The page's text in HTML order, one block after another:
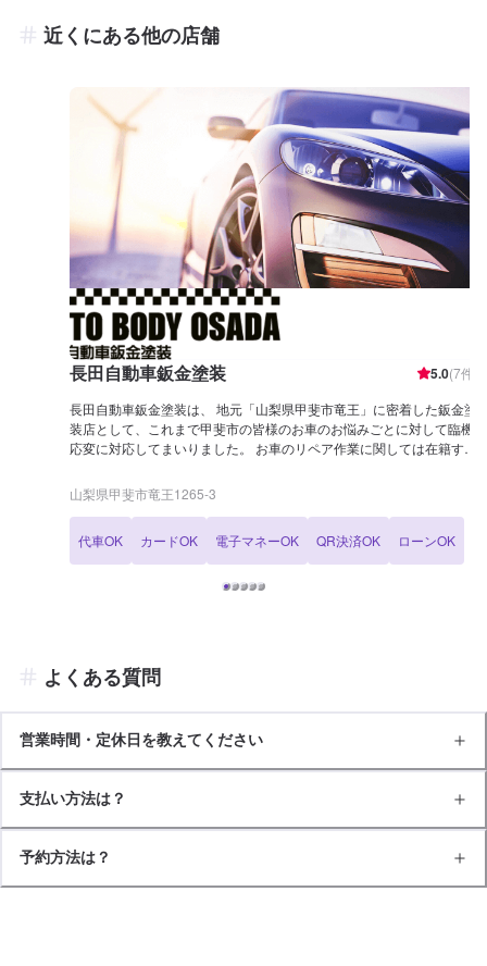
近くにある他の店舗
長田自動車鈑金塗装 5.0(7件)
長田自動車鈑金塗装は、 地元「山梨県甲斐市竜王」に密着した鈑金塗
装店として、これまで甲斐市の皆様のお車のお悩みごとに対して臨機
応変に対応してまいりました。 お車のリペア作業に関しては在籍する
上がりは新品同様の高品質で納品いたします。 お車のリペア案件に関
しては、お車の機能の復元だけでなく見た目の美しさの復元にも注力
かのような心機一転したお気持ちでお車をご利用になれるよう心を込
めて対応しています。 また、甲斐市の熟練鈑金塗装店として、塗装・
一般修理以外にもパーツ交換・車検・点検整備・オイル交換などにも
山梨県甲斐市竜王1265-3
代車OK カードOK 電子マネーOK QR決済OK ローンOK
よくある質問
営業時間・定休日を教えてください
支払い方法は？
予約方法は？